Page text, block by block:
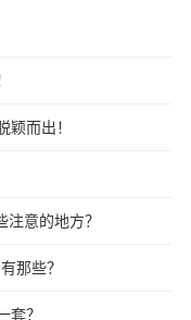
而出！
意的地方？
那些？
套？